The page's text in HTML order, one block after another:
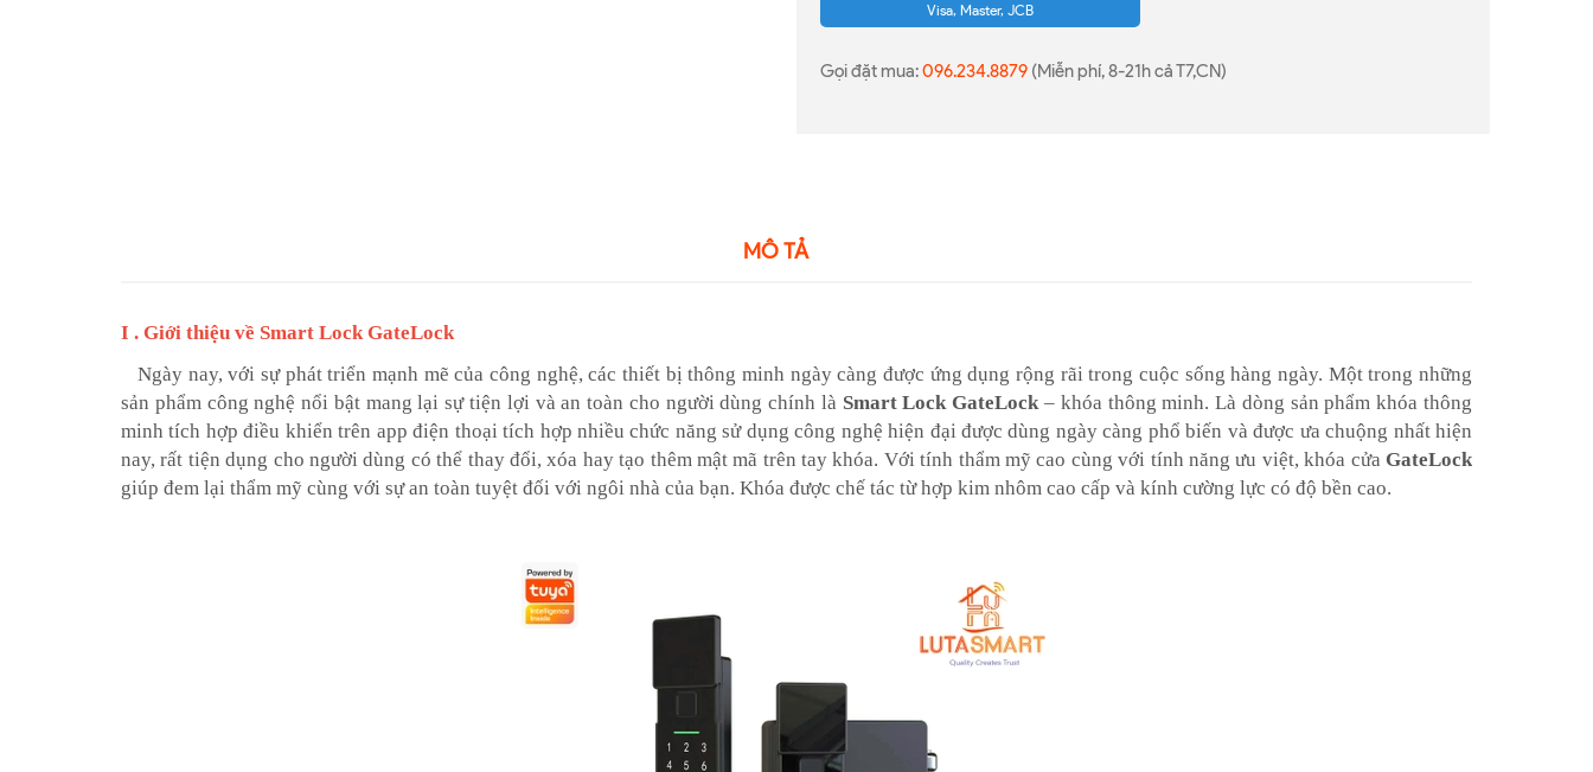
Visa, Master, JCB
Gọi đặt mua:096.234.8879 (Miễn phí, 8-21h cả T7,CN)
MÔ TẢ
I . Giới thiệu về Smart Lock GateLock
Ngày nay, với sự phát triển mạnh mẽ của công nghệ, các thiết bị thông minh ngày càng được ứng dụng rộng rãi trong cuộc sống hàng ngày. Một trong những
sản phẩm công nghệ nổi bật mang lại sự tiện lợi và an toàn cho người dùng chính là Smart Lock GateLock – khóa thông minh. Là dòng sản phẩm khóa thông
minh tích hợp điều khiển trên app điện thoại tích hợp nhiều chức năng sử dụng công nghệ hiện đại được dùng ngày càng phổ biến và được ưa chuộng nhất hiện
nay, rất tiện dụng cho người dùng có thể thay đổi, xóa hay tạo thêm mật mã trên tay khóa. Với tính thẩm mỹ cao cùng với tính năng ưu việt, khóa cửa GateLock
giúp đem lại thẩm mỹ cùng với sự an toàn tuyệt đối với ngôi nhà của bạn. Khóa được chế tác từ hợp kim nhôm cao cấp và kính cường lực có độ bền cao.